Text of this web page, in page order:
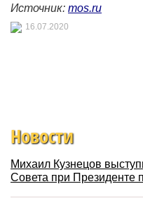
Источник: mos.ru
16.07.2020
Новости
Михаил Кузнецов
Совета при Президенте